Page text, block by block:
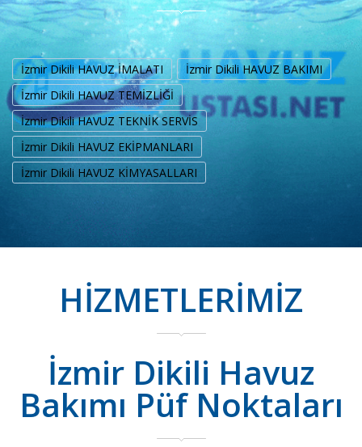
İzmir Dikili HAVUZ İMALATI
İzmir Dikili HAVUZ BAKIMI
İzmir Dikili HAVUZ TEMİZLİĞİ
İzmir Dikili HAVUZ TEKNİK SERVİS
İzmir Dikili HAVUZ EKİPMANLARI
İzmir Dikili HAVUZ KİMYASALLARI
HİZMETLERİMİZ
İzmir Dikili Havuz
Bakımı Püf Noktaları